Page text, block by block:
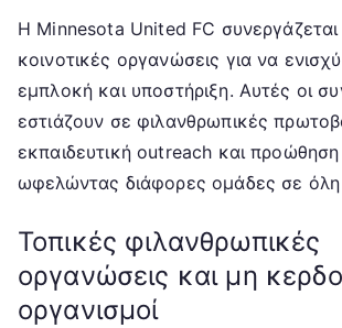
Η Minnesota United FC
κοινοτικές οργανώσεις για να
εμπλοκή και υποστήριξη. Αυτές οι
εστιάζουν σε φιλανθρωπικές
εκπαιδευτική outreach και προώθηση
ωφελώντας διάφορες ομάδες σε όλη
Τοπικές φιλανθρωπικές
οργανώσεις και μη
οργανισμοί